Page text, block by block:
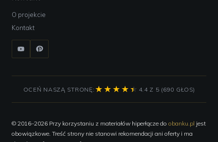
O projekcie
Kontakt
OCEŃ NASZĄ STRONĘ: 4.4 Z 5 (690 GŁOS)
© 2016–2026 Przy korzystaniu z materiałów hiperłącze do obanku.pl jest
obowiązkowe. Treść strony nie stanowi rekomendacji ani oferty i ma